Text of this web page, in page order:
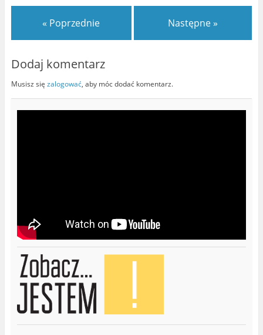
o
n
i
« Poprzednie Następne »
Dodaj komentarz
Musisz się zalogować, aby móc dodać komentarz.